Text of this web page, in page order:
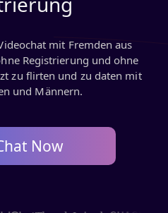
mit Fremden aus
Registrierung und ohne
zu flirten und zu daten mit
und Männern.
Now